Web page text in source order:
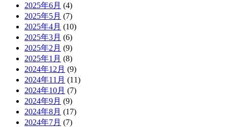
2025年6月 (4)
2025年5月 (7)
2025年4月 (10)
2025年3月 (6)
2025年2月 (9)
2025年1月 (8)
2024年12月 (9)
2024年11月 (11)
2024年10月 (7)
2024年9月 (9)
2024年8月 (17)
2024年7月 (7)